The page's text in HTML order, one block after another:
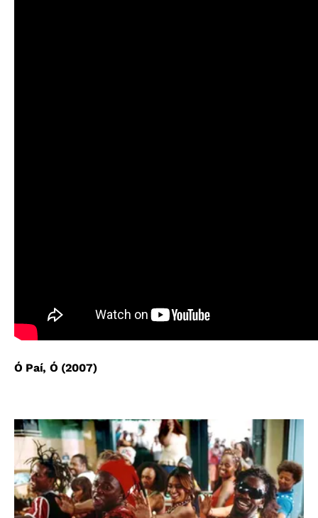
Ó Paí, Ó (2007)